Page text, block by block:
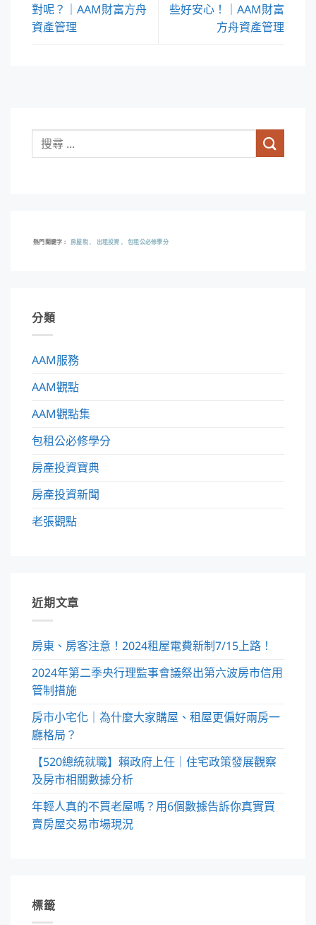
對呢？｜AAM財富方舟
資產管理
些好安心！｜AAM財富
方舟資產管理
熱門關鍵字 房屋稅 出租投資 包租公必修學分
分類
AAM服務
AAM觀點
AAM觀點集
包租公必修學分
房產投資寶典
房產投資新聞
老張觀點
近期文章
房東、房客注意！2024租屋電費新制7/15上路！
2024年第二季央行理監事會議祭出第六波房市信用
管制措施
房市小宅化｜為什麼大家購屋、租屋更偏好兩房一
廳格局？
【520總統就職】賴政府上任｜住宅政策發展觀察
及房市相關數據分析
年輕人真的不買老屋嗎？用6個數據告訴你真實買
賣房屋交易市場現況
標籤